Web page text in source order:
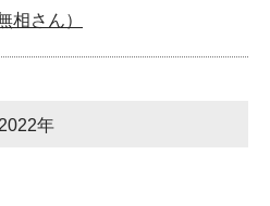
相さん）
2022年